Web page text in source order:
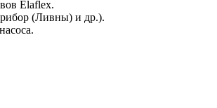
Elaflex.
(Ливны) и др.).